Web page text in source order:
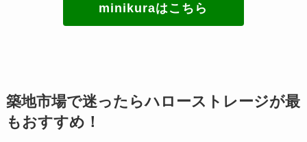
minikuraはこちら
築地市場で迷ったらハローストレージが最
もおすすめ！